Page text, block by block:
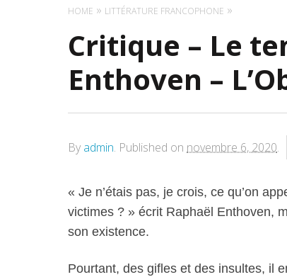
HOME LITTÉRATURE FRANCOPHONE
Critique – Le
Enthoven –
By admin. Published on novembre 6, 2020.
« Je n’étais pas, je crois, ce qu’on
victimes ? » écrit Raphaël Enthoven,
son existence.
Pourtant, des gifles et des insultes, il